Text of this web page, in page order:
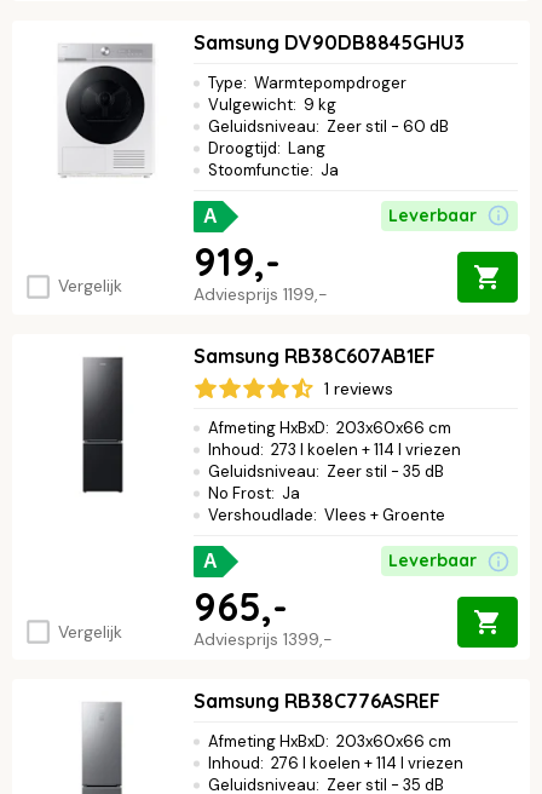
Vergelijk
Samsung DV90DB8845GHU3
Type: Warmtepompdroger
Vulgewicht: 9 kg
Geluidsniveau: Zeer stil - 60 dB
Droogtijd: Lang
Stoomfunctie: Ja
A Leverbaar
Adviesprijs 1199,-
919,-
Vergelijk
Samsung RB38C607AB1EF
1 reviews
Afmeting HxBxD: 203x60x66 cm
Inhoud: 273 l koelen + 114 l vriezen
Geluidsniveau: Zeer stil - 35 dB
No Frost: Ja
Vershoudlade: Vlees + Groente
A Leverbaar
Adviesprijs 1399,-
965,-
Samsung RB38C776ASREF
Afmeting HxBxD: 203x60x66 cm
Inhoud: 276 l koelen + 114 l vriezen
Geluidsniveau: Zeer stil - 35 dB